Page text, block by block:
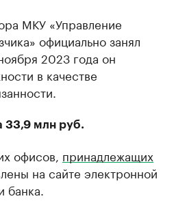
МКУ «Управление
официально занял
2023 года он
в качестве
33,9 млн руб.
офисов, принадлежащих
на сайте электронной
банка.